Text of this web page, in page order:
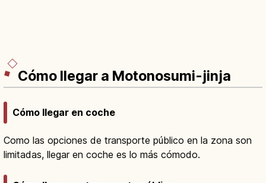
Cómo llegar a Motonosumi-jinja
Cómo llegar en coche
Como las opciones de transporte público en la zona son
limitadas, llegar en coche es lo más cómodo.